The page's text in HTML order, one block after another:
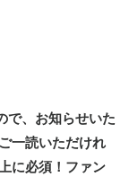
で、お知らせいた
一読いただけれ
に必須！ファン